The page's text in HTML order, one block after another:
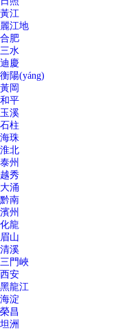
黃江
麗江地
合肥
三水
迪慶
衡陽(yáng)
黃岡
和平
玉溪
石柱
海珠
淮北
泰州
越秀
大涌
黔南
濱州
化龍
眉山
清溪
三門峽
西安
黑龍江
海淀
榮昌
坦洲